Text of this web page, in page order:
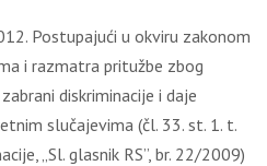
Postupajući u okviru zakonom
i razmatra pritužbe zbog
diskriminacije i daje
slučajevima (čl. 33. st. 1. t.
„Sl. glasnik RS”, br. 22/2009)